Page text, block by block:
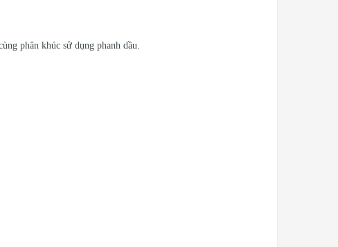
phân khúc sử dụng phanh dầu.